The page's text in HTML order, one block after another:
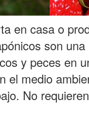
en casa o
son
y peces en
el medio
No